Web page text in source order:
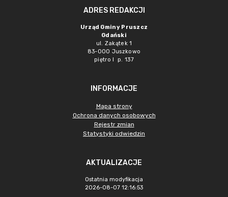
ADRES REDAKCJI
Urząd Gminy Pruszcz
Gdański
ul. Zakątek 1
83-000 Juszkowo
piętro I p. 137
INFORMACJE
Mapa strony
Ochrona danych osobowych
Rejestr zmian
Statystyki odwiedzin
AKTUALIZACJE
Ostatnia modyfikacja
2026-08-07 12:16:53